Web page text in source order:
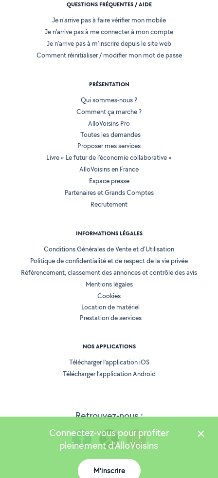
Retrouvez-nous :
QUESTIONS FRÉQUENTES / AIDE
Je n'arrive pas à faire vérifier mon mobile
Je n'arrive pas à me connecter à mon compte
Je n'arrive pas à m'inscrire depuis le site web
Comment réinitialiser / modifier mon mot de passe
PRÉSENTATION
Qui sommes-nous ?
Comment ça marche ?
AlloVoisins Pro
Toutes les demandes
Proposer mes services
Livre « Le futur de l'économie collaborative »
AlloVoisins en France
Espace presse
Partenaires et Grands Comptes
Recrutement
INFORMATIONS LÉGALES
Conditions Générales de Vente et d'Utilisation
Politique de confidentialité et de respect de la vie privée
Référencement, classement des annonces et contrôle des avis
Mentions légales
Cookies
Location de matériel
Prestation de services
NOS APPLICATIONS
Télécharger l’application iOS
Télécharger l’application Android
Version 25.5.3
Connectez-vous pour profiter
pleinement d'AlloVoisins
M'inscrire